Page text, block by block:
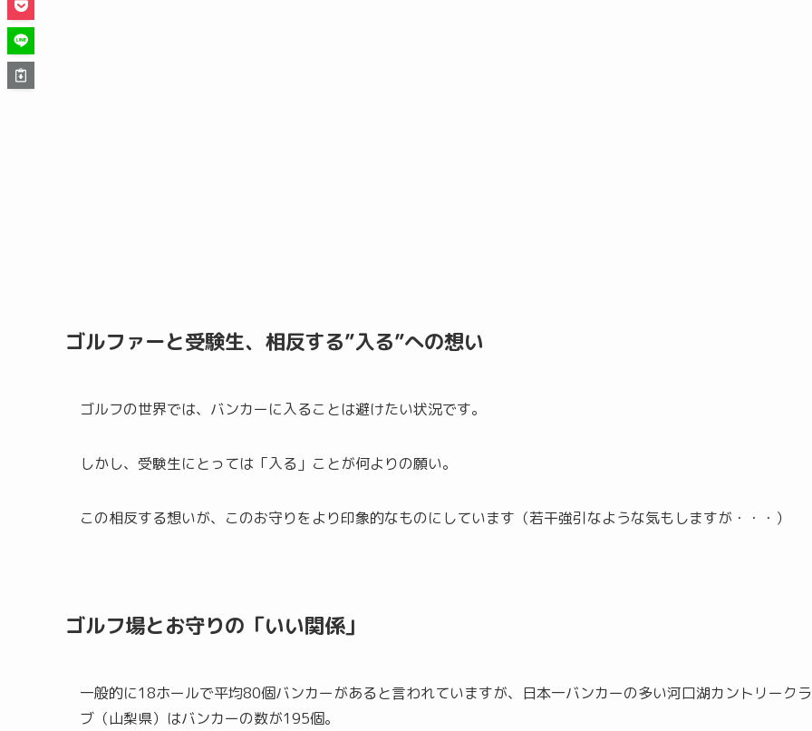
ゴルファーと受験生、相反する”入る”への想い
ゴルフの世界では、バンカーに入ることは避けたい状況です。
しかし、受験生にとっては「入る」ことが何よりの願い。
この相反する想いが、このお守りをより印象的なものにしています（若干強引なような気もしますが・・・）
ゴルフ場とお守りの「いい関係」
一般的に18ホールで平均80個バンカーがあると言われていますが、日本一バンカーの多い河口湖カントリークラ
ブ（山梨県）はバンカーの数が195個。